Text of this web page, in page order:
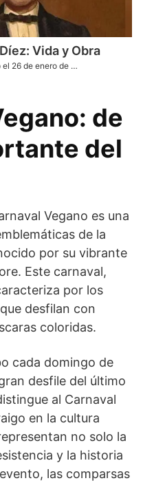
Vida y Obra
26 de enero de …
de
del
Vegano es una
de la
por su vibrante
Este carnaval,
por los
desfilan con
coloridas.
cada domingo de
desfile del último
al Carnaval
en la cultura
no solo la
y la historia
las comparsas